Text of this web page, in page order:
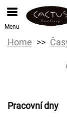
Menu
Home
Pracovní dny